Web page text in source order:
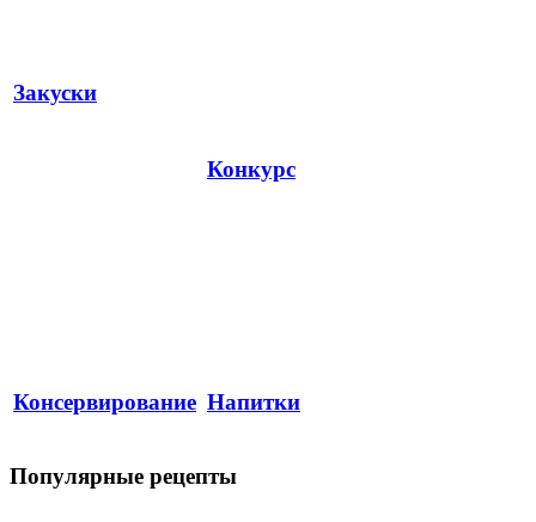
Закуски
Конкурс
Консервирование Напитки
Популярные рецепты